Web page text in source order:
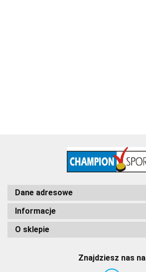
Dane adresowe
Informacje
O sklepie
Znajdziesz nas na